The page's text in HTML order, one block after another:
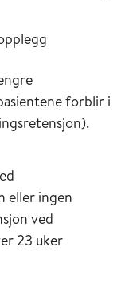
forblir i
eller ingen
ved
23 uker